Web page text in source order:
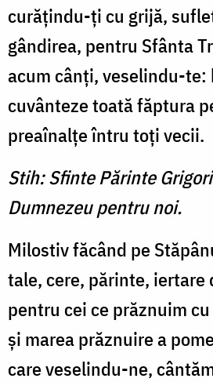
curăţindu-ţi cu grijă,
gândirea, pentru Sfânta
acum cânţi, veselindu-te:
cuvânteze toată făptura
preaînalţe întru toţi vecii.
Stih: Sfinte Părinte
Dumnezeu pentru noi.
Milostiv făcând pe
tale, cere, părinte, iertare
pentru cei ce prăznuim
şi marea prăznuire a
care veselindu-ne,